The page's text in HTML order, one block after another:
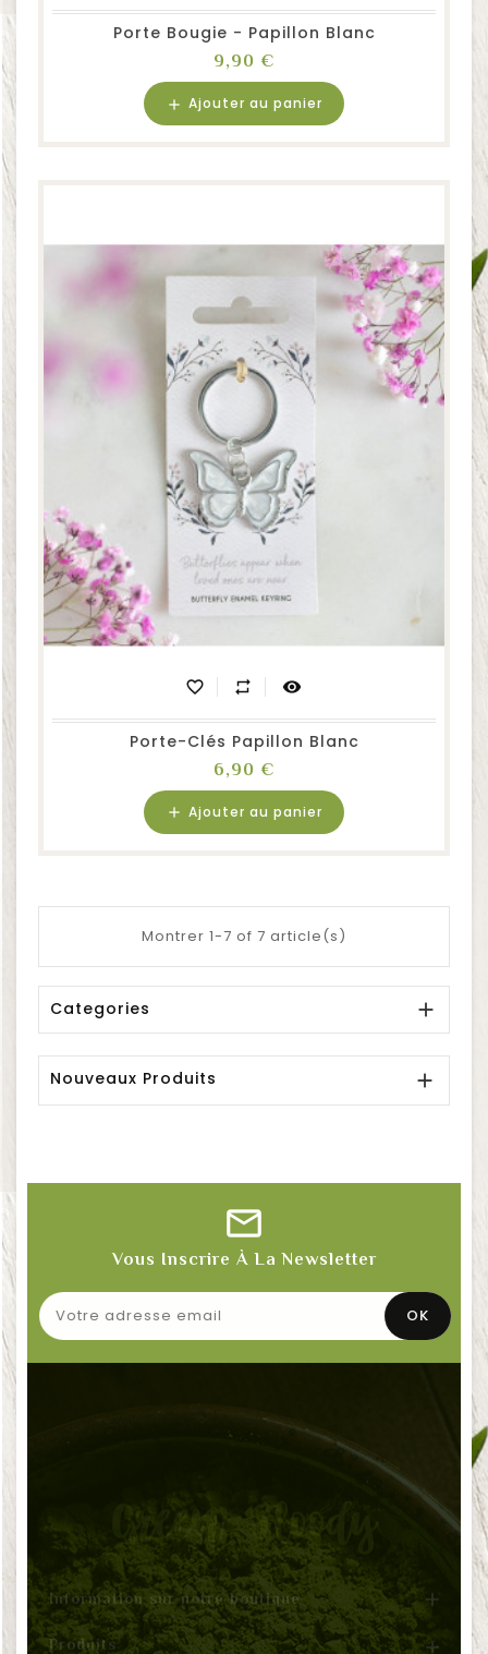
Porte Bougie - Papillon Blanc
Prix
9,90 €
add Ajouter au panier
favorite_border repeat visibility
Porte-Clés Papillon Blanc
Prix
6,90 €
add Ajouter au panier
Montrer 1-7 of 7 article(s)
Categories 
Nouveaux Produits 
Vous Inscrire À La Newsletter
Information sur notre boutique 
Produits
Notre société 
Mon compte 